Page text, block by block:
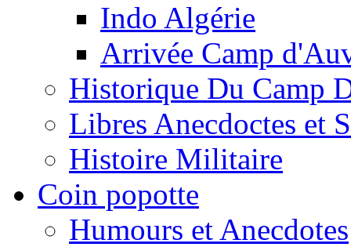
Indo Algérie
Arrivée Camp
Historique Du Camp
Libres Anecdoctes et
Histoire Militaire
Coin popotte
Humours et Anecdotes